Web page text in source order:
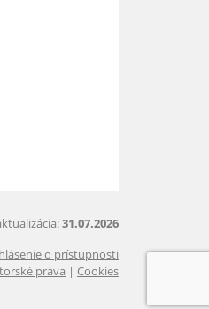
31.07.2026
o prístupnosti
práva | Cookies